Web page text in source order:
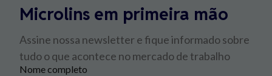
Microlins em primeira mão
Assine nossa newsletter e fique informado sobre
tudo o que acontece no mercado de trabalho
Nome completo